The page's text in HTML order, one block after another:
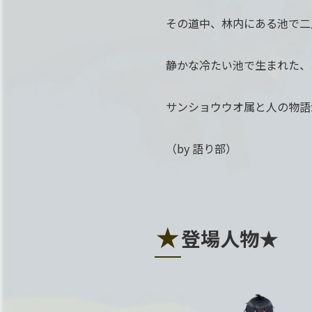
その道中、林内にある池で
静かな冷たい池で生まれた
サンショウウオ属と人の物
（by 語り部）
★登場人物★